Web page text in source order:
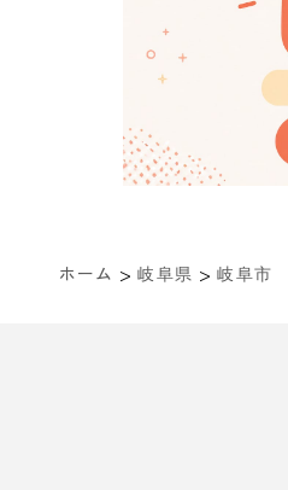
ホーム > 岐阜県 > 岐阜市